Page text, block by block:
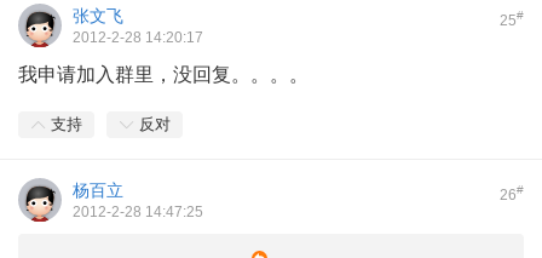
25#
张文飞
2012-2-28 14:20:17
我申请加入群里，没回复。。。。
支持 反对
26#
杨百立
2012-2-28 14:47:25